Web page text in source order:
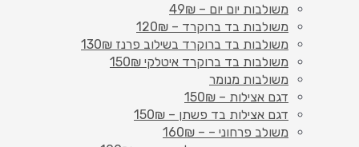
משולבות יום יום – 49₪
משולבות בד ברוקרד – 120₪
משולבות בד ברוקרד בשילוב פרנז 130₪
משולבות בד ברוקרד איטלקי 150₪
משולבות מנומר
דגם אצילות – 150₪
דגם אצילות בד פשתן – 150₪
משולב פרחוני – – 160₪